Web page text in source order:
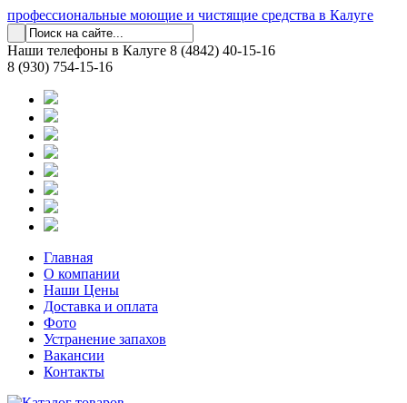
профессиональные моющие и чистящие средства в Калуге
Наши телефоны в Калуге 8 (4842) 40-15-16
8 (930) 754-15-16
Главная
О компании
Наши Цены
Доставка и оплата
Фото
Устранение запахов
Вакансии
Контакты